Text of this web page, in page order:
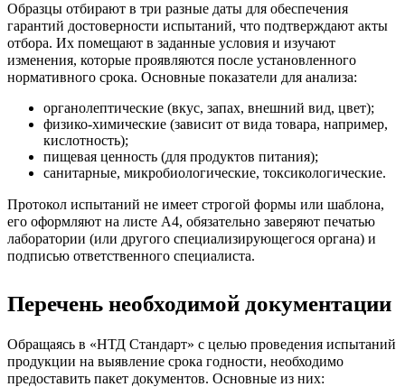
Образцы отбирают в три разные даты для обеспечения
гарантий достоверности испытаний, что подтверждают акты
отбора. Их помещают в заданные условия и изучают
изменения, которые проявляются после установленного
нормативного срока. Основные показатели для анализа:
органолептические (вкус, запах, внешний вид, цвет);
физико-химические (зависит от вида товара, например,
кислотность);
пищевая ценность (для продуктов питания);
санитарные, микробиологические, токсикологические.
Протокол испытаний не имеет строгой формы или шаблона,
его оформляют на листе А4, обязательно заверяют печатью
лаборатории (или другого специализирующегося органа) и
подписью ответственного специалиста.
Перечень необходимой документации
Обращаясь в «НТД Стандарт» с целью проведения испытаний
продукции на выявление срока годности, необходимо
предоставить пакет документов. Основные из них: